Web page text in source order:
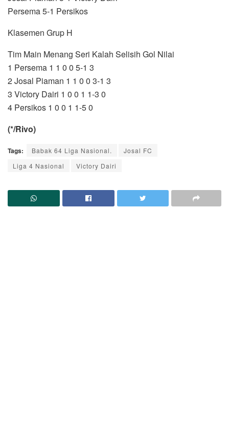
Persema 5-1 Persikos
Klasemen Grup H
Tim Main Menang Seri Kalah Selisih Gol Nilai
1 Persema 1 1 0 0 5-1 3
2 Josal Piaman 1 1 0 0 3-1 3
3 Victory Dairi 1 0 0 1 1-3 0
4 Persikos 1 0 0 1 1-5 0
(*/Rivo)
Tags: Babak 64 Liga Nasional.
Josal FC
Liga 4 Nasional
Victory Dairi